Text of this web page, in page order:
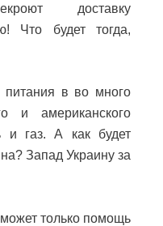
доставку
Что будет тогда,
питания в во много
и американского
газ. А как будет
Запад Украину за
только помощь